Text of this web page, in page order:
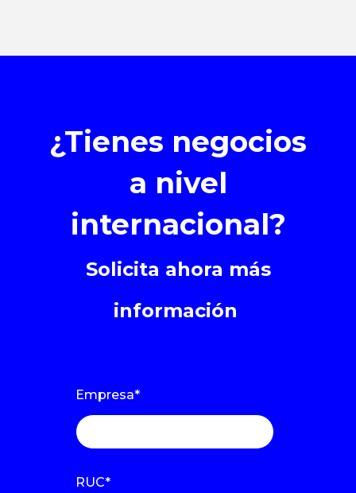
¿Tienes negocios
a nivel
internacional?
Solicita ahora más
información
Empresa*
RUC*